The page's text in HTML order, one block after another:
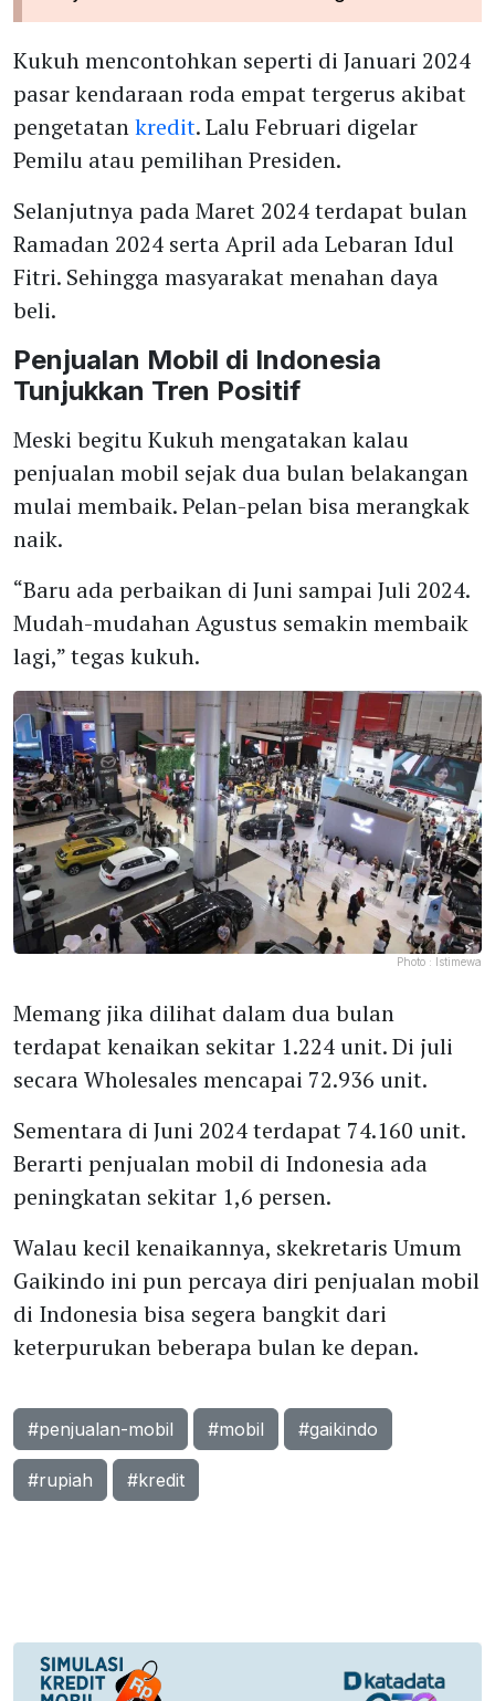
Kukuh mencontohkan seperti di Januari 2024
pasar kendaraan roda empat tergerus akibat
pengetatankredit. Lalu Februari digelar
Pemilu atau pemilihan Presiden.
Selanjutnya pada Maret 2024 terdapat bulan
Ramadan 2024 serta April ada Lebaran Idul
Fitri. Sehingga masyarakat menahan daya
beli.
Penjualan Mobil di Indonesia
Tunjukkan Tren Positif
Meski begitu Kukuh mengatakan kalau
penjualan mobil sejak dua bulan belakangan
mulai membaik. Pelan-pelan bisa merangkak
naik.
“Baru ada perbaikan di Juni sampai Juli 2024.
Mudah-mudahan Agustus semakin membaik
lagi,” tegas kukuh.
Photo : Istimewa
Memang jika dilihat dalam dua bulan
terdapat kenaikan sekitar 1.224 unit. Di juli
secara Wholesales mencapai 72.936 unit.
Sementara di Juni 2024 terdapat 74.160 unit.
Berarti penjualan mobil di Indonesia ada
peningkatan sekitar 1,6 persen.
Walau kecil kenaikannya, skekretaris Umum
Gaikindo ini pun percaya diri penjualan mobil
di Indonesia bisa segera bangkit dari
keterpurukan beberapa bulan ke depan.
#penjualan-mobil #mobil #gaikindo
#rupiah #kredit